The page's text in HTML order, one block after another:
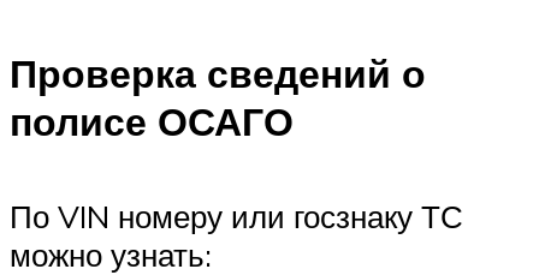
Проверка сведений о
полисе ОСАГО
По VIN номеру или госзнаку ТС
можно узнать: